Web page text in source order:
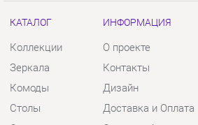
Стулья
Тумбы
Шкафы
Комплектующие
Скидки и Акции
Политика
Гарантия
Помощь